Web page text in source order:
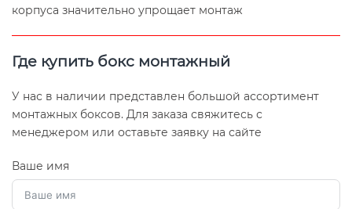
корпуса значительно упрощает монтаж
Где купить бокс монтажный
У нас в наличии представлен большой ассортимент
монтажных боксов. Для заказа свяжитесь с
менеджером или оставьте заявку на сайте
Ваше имя